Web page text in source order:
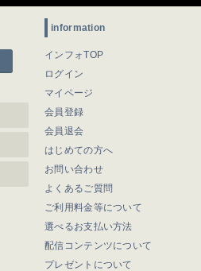
information
インフォTOP
ログイン
マイページ
会員登録
会員退会
はじめての方へ
お問い合わせ
よくあるご質問
ご利用料金等について
選べるお支払い方法
配信コンテンツについて
プレゼントについて